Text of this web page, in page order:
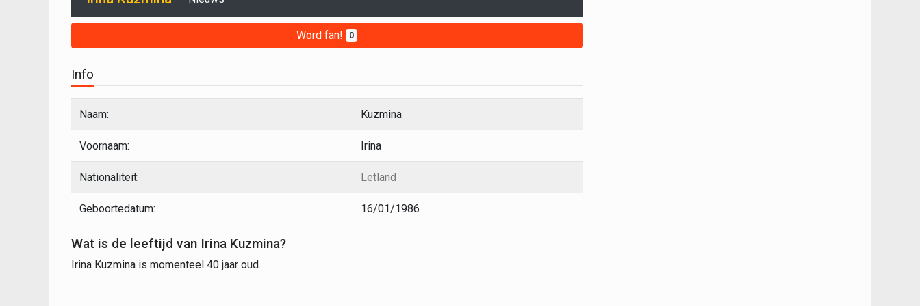
Word fan! 0
Info
Naam: Kuzmina
Voornaam: Irina
Nationaliteit: Letland
Geboortedatum: 16/01/1986
Wat is de leeftijd van Irina Kuzmina?
Irina Kuzmina is momenteel 40 jaar oud.